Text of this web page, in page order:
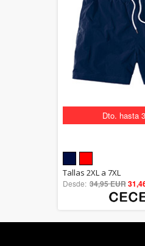
Dto. hasta
5.00
out of 5
Tallas 2XL a 7XL
Desde: 34,95 EUR